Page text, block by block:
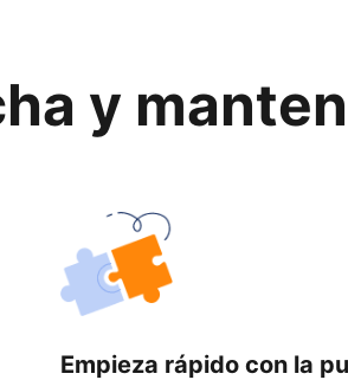
y
Empieza rápido con la